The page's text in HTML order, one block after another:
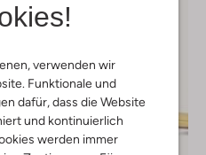
verwenden wir
Funktionale und
dafür, dass die Website
und kontinuierlich
werden immer